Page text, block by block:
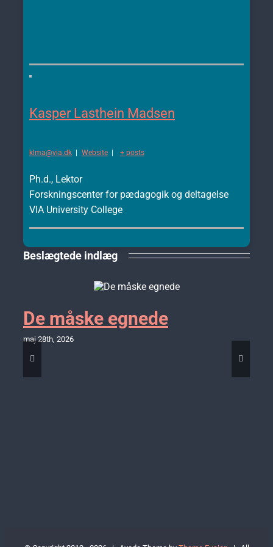
Kasper Lasthein Madsen
klma@via.dk | Website | + posts
Ph.d., Lektor
Forskningscenter for pædagogik og deltagelse
VIA University College
Beslægtede indlæg
De måske egnede
maj 28th, 2026